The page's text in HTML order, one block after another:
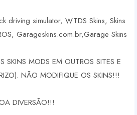
driving simulator, WTDS Skins, Skins
Garageskins.com.br,Garage Skins
MODS EM OUTROS SITES E
NÃO MODIFIQUE OS SKINS!!!
DIVERSÃO!!!